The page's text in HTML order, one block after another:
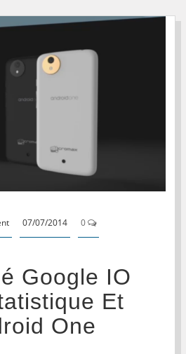
07/07/2014 0
Google IO
Et
One